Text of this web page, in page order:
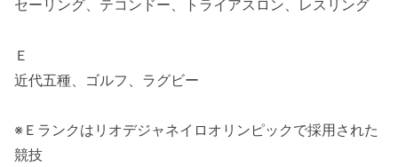
セーリング、テコンドー、トライアスロン、レスリング
Ｅ
近代五種、ゴルフ、ラグビー
※Ｅランクはリオデジャネイロオリンピックで採用された
競技